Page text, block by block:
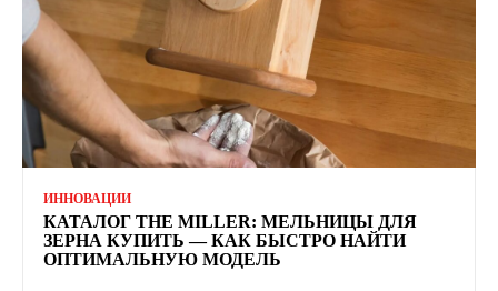
ИННОВАЦИИ
КАТАЛОГ THE MILLER: МЕЛЬНИЦЫ ДЛЯ
ЗЕРНА КУПИТЬ — КАК БЫСТРО НАЙТИ
ОПТИМАЛЬНУЮ МОДЕЛЬ